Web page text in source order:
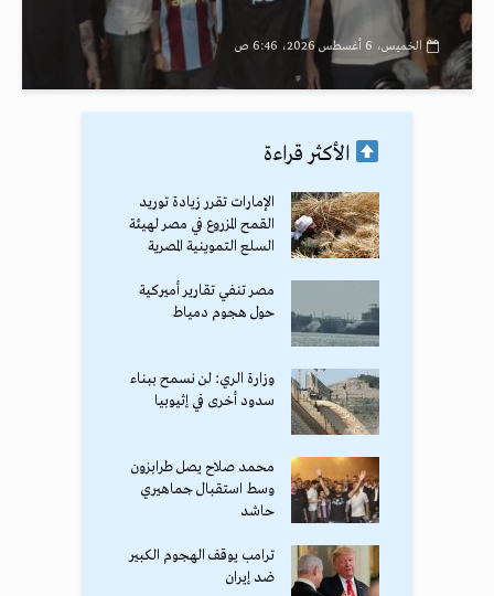
الخميس، 6 أغسطس 2026، 6:46 ص
الأكثر قراءة
الإمارات تقرر زيادة توريد
القمح المزروع في مصر لهيئة
السلع التموينية المصرية
مصر تنفي تقارير أميركية
حول هجوم دمياط
وزارة الري: لن نسمح ببناء
سدود أخرى في إثيوبيا
محمد صلاح يصل طرابزون
وسط استقبال جماهيري
حاشد
ترامب يوقف الهجوم الكبير
ضد إيران